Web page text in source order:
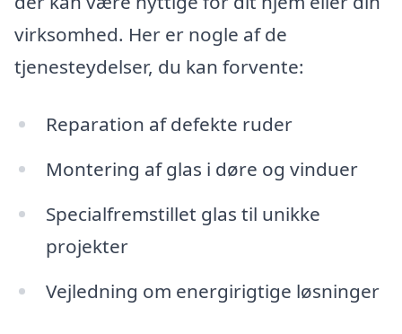
virksomhed. Her er nogle af de
tjenesteydelser, du kan forvente:
Reparation af defekte ruder
Montering af glas i døre og vinduer
Specialfremstillet glas til unikke
projekter
Vejledning om energirigtige løsninger